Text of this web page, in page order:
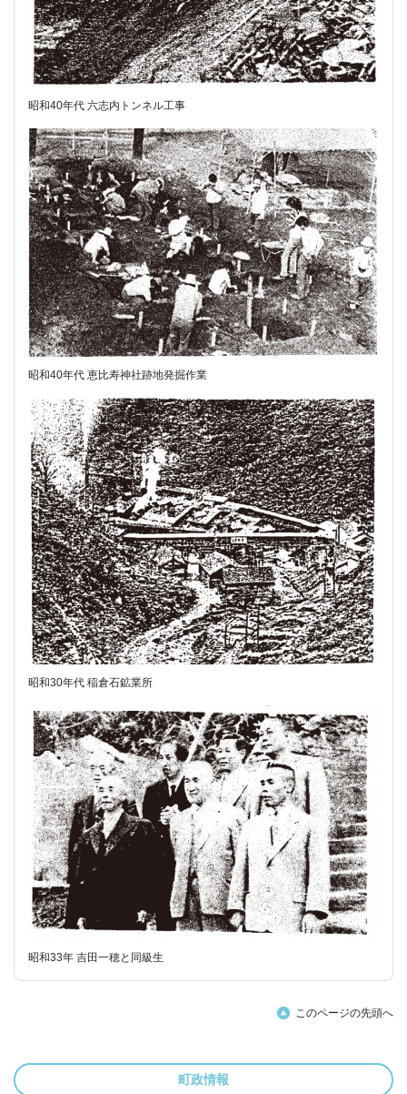
昭和40年代 六志内トンネル工事
昭和40年代 恵比寿神社跡地発掘作業
昭和30年代 稲倉石鉱業所
昭和33年 吉田一穂と同級生
このページの先頭へ
町政情報